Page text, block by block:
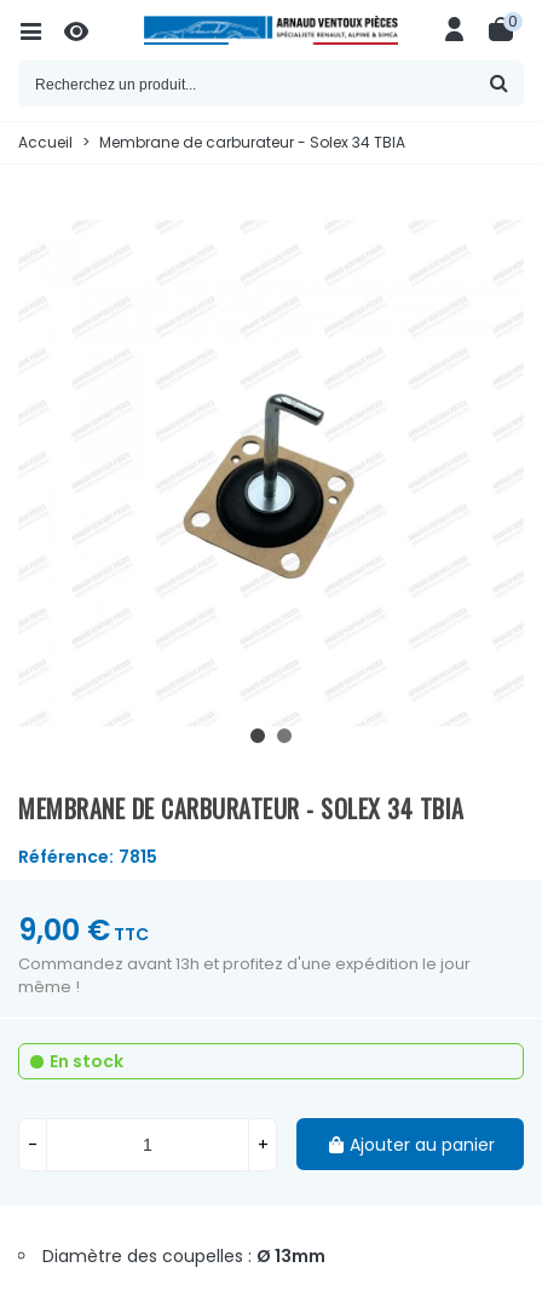
0
Accueil > Membrane de carburateur - Solex 34 TBIA
MEMBRANE DE CARBURATEUR - SOLEX 34 TBIA
Référence: 7815
Diamètre des coupelles : Ø 13mm
9,00 € TTC
Commandez avant 13h et profitez d'une expédition le jour
même !
En stock
- + Ajouter au panier